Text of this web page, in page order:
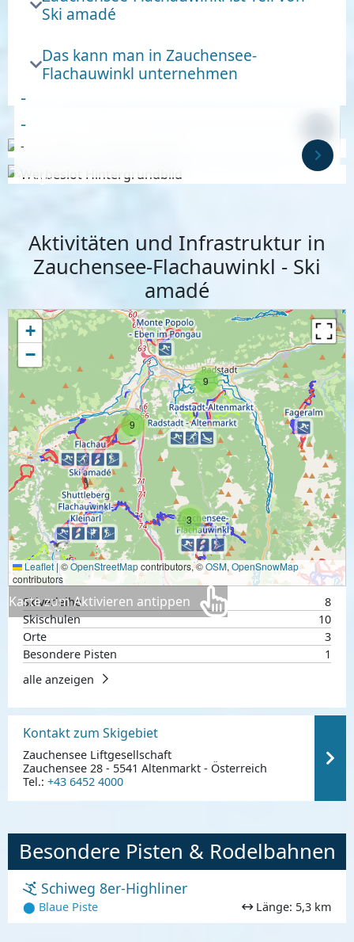
Ski amadé
Das kann man in Zauchensee-
Flachauwinkl unternehmen
Anzeige
-
Anzeige
-
-
Aktivitäten und Infrastruktur in
Zauchensee-Flachauwinkl - Ski
amadé
Skiverleihe
8
Skischulen
10
Orte
3
Besondere Pisten
1
alle anzeigen
3
9
9
+
−
Leaflet|©OpenStreetMapcontributors, ©OSM, OpenSnowMap
contributors
Karte zum Aktivieren antippen
Kontakt zum Skigebiet
Zauchensee Liftgesellschaft
Zauchensee 28 - 5541 Altenmarkt - Österreich
Tel.: +43 6452 4000
Besondere Pisten & Rodelbahnen
Schiweg 8er-Highliner
⬤ Blaue Piste Länge: 5,3 km